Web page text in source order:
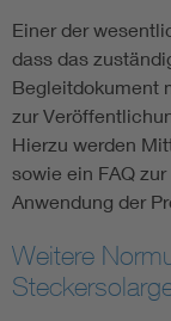
Einer der
dass das
Begleitdokument
zur
Hierzu werden
sowie ein FAQ
Anwendung der
Weitere